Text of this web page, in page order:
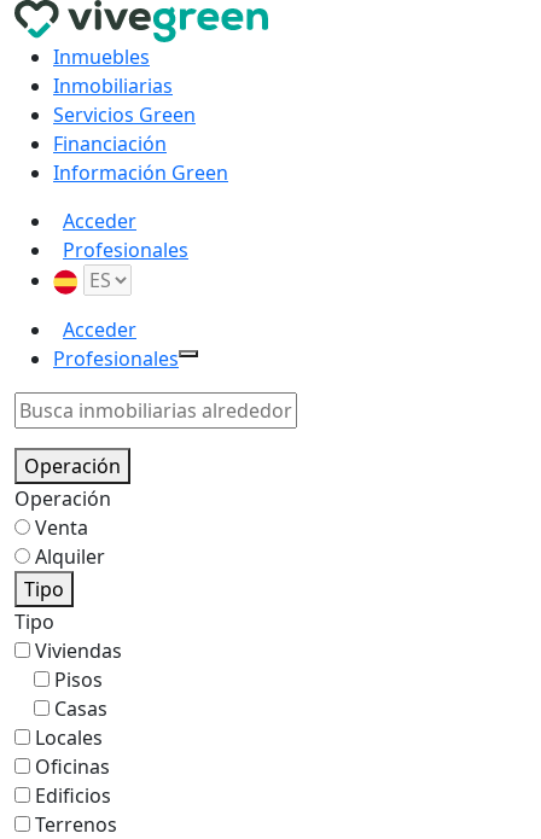
Inmuebles
Inmobiliarias
Servicios Green
Financiación
Información Green
Acceder
Profesionales
Acceder
Profesionales
Operación
Operación
Venta
Alquiler
Tipo
Tipo
Viviendas
Pisos
Casas
Locales
Oficinas
Edificios
Terrenos